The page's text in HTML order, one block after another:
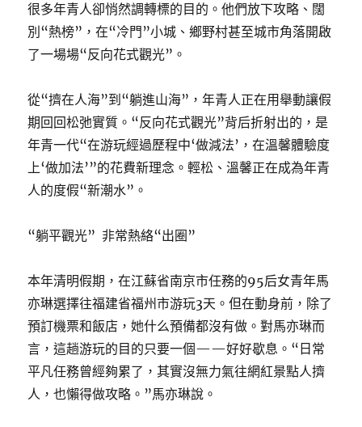
很多年青人卻悄然調轉標的目的。他們放下攻略、闊
別“熱榜”，在“冷門”小城、鄉野村甚至城市角落開啟
了一場場“反向花式觀光”。
從“擠在人海”到“躺進山海”，年青人正在用舉動讓假
期回回松弛實質。“反向花式觀光”背后折射出的，是
年青一代“在游玩經過歷程中‘做減法’，在溫馨體驗度
上‘做加法’”的花費新理念。輕松、溫馨正在成為年青
人的度假“新潮水”。
“躺平觀光” 非常熱絡“出圈”
本年清明假期，在江蘇省南京市任務的95后女青年馬
亦琳選擇往福建省福州市游玩3天。但在動身前，除了
預訂機票和飯店，她什么預備都沒有做。對馬亦琳而
言，這趟游玩的目的只要一個——好好歇息。“日常
平凡任務曾經夠累了，其實沒無力氣往網紅景點人擠
人，也懶得做攻略。”馬亦琳說。